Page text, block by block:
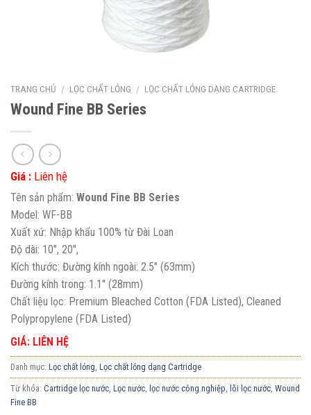
TRANG CHỦ / LỌC CHẤT LỎNG / LỌC CHẤT LỎNG DẠNG CARTRIDGE
Wound Fine BB Series
Giá : Liên hệ
Tên sản phẩm: Wound Fine BB Series
Model: WF-BB
Xuất xứ: Nhập khẩu 100% từ Đài Loan
Độ dài: 10″, 20″,
Kích thước: Đường kính ngoài: 2.5″ (63mm)
Đường kính trong: 1.1″ (28mm)
Chất liệu lọc: Premium Bleached Cotton (FDA Listed), Cleaned
Polypropylene (FDA Listed)
GIÁ: LIÊN HỆ
Danh mục: Lọc chất lỏng Lọc chất lỏng dạng Cartridge
Từ khóa: Cartridge lọc nước Lọc nước lọc nước công nghiệp lõi lọc nước Wound
Fine BB